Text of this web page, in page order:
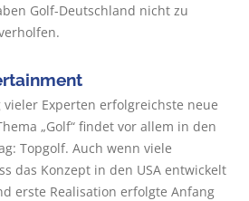
Golf-Deutschland nicht zu
vieler Experten erfolgreichste neue
„Golf“ findet vor allem in den
Topgolf. Auch wenn viele
das Konzept in den USA entwickelt
erste Realisation erfolgte Anfang